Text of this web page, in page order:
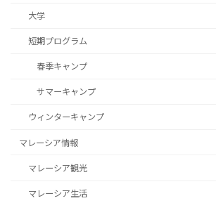
大学
短期プログラム
春季キャンプ
サマーキャンプ
ウィンターキャンプ
マレーシア情報
マレーシア観光
マレーシア生活